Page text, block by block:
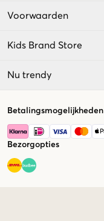
Voorwaarden
Kids Brand Store
Nu trendy
Betalingsmogelijkheden
Bezorgopties